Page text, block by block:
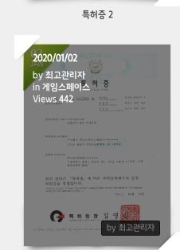
특허증 2
02
JAN
by 최고관리자
2020/01/02
by최고관리자
in게임스페이스
Views442